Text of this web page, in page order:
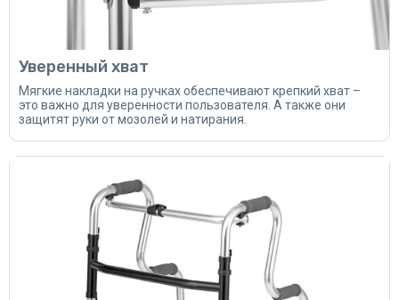
Уверенный хват
Мягкие накладки на ручках обеспечивают крепкий хват –
это важно для уверенности пользователя. А также они
защитят руки от мозолей и натирания.